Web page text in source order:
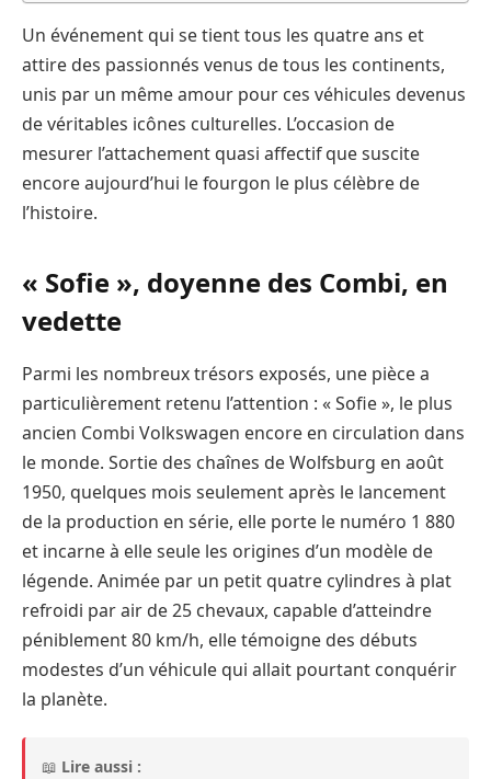
Un événement qui se tient tous les quatre ans et
attire des passionnés venus de tous les continents,
unis par un même amour pour ces véhicules devenus
de véritables icônes culturelles. L’occasion de
mesurer l’attachement quasi affectif que suscite
encore aujourd’hui le fourgon le plus célèbre de
l’histoire.
« Sofie », doyenne des Combi, en
vedette
Parmi les nombreux trésors exposés, une pièce a
particulièrement retenu l’attention : « Sofie », le plus
ancien Combi Volkswagen encore en circulation dans
le monde. Sortie des chaînes de Wolfsburg en août
1950, quelques mois seulement après le lancement
de la production en série, elle porte le numéro 1 880
et incarne à elle seule les origines d’un modèle de
légende. Animée par un petit quatre cylindres à plat
refroidi par air de 25 chevaux, capable d’atteindre
péniblement 80 km/h, elle témoigne des débuts
modestes d’un véhicule qui allait pourtant conquérir
la planète.
📖 Lire aussi :